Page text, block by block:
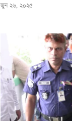
জুন ২৬, ২০২৫